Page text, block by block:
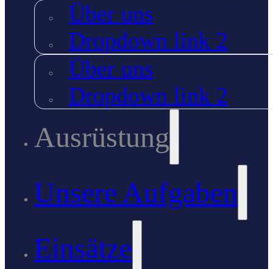
Über uns
Dropdown link 2
Über uns
Dropdown link 2
Ausrüstung
Unsere Aufgaben
Einsätze